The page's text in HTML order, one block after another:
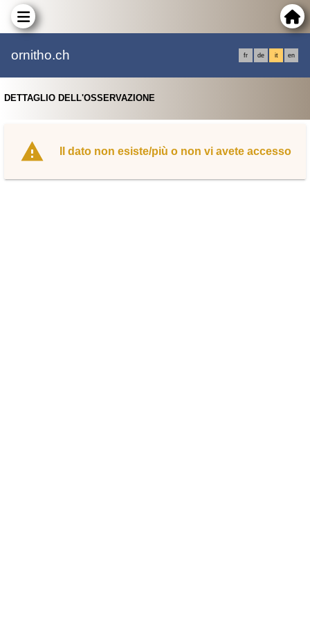
ornitho.ch fr de it en
DETTAGLIO DELL'OSSERVAZIONE
Il dato non esiste/più o non vi avete accesso